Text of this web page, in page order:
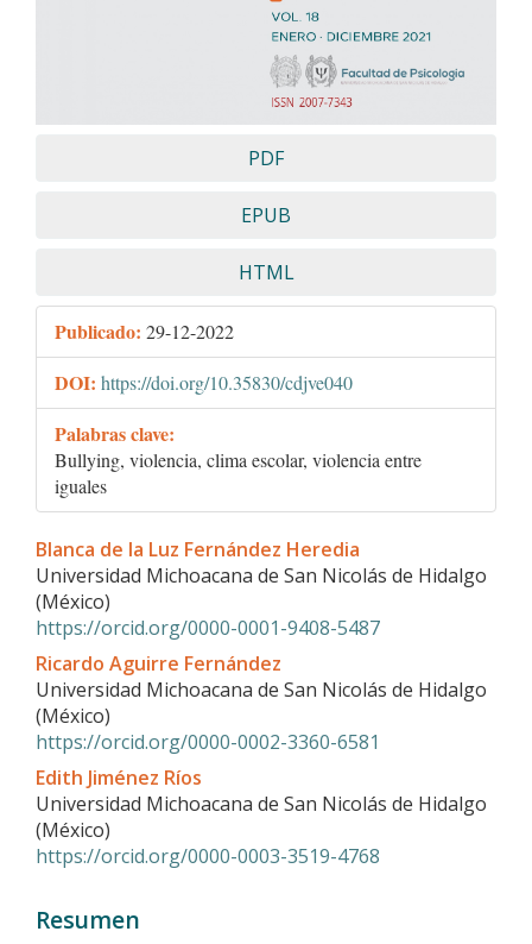
PDF
EPUB
HTML
Publicado: 29-12-2022
DOI: https://doi.org/10.35830/cdjve040
Palabras clave:
Bullying, violencia, clima escolar, violencia entre
iguales
Contenido
principal
del
artículo
Blanca de la Luz Fernández Heredia
Universidad Michoacana de San Nicolás de Hidalgo
(México)
https://orcid.org/0000-0001-9408-5487
Ricardo Aguirre Fernández
Universidad Michoacana de San Nicolás de Hidalgo
(México)
https://orcid.org/0000-0002-3360-6581
Edith Jiménez Ríos
Universidad Michoacana de San Nicolás de Hidalgo
(México)
https://orcid.org/0000-0003-3519-4768
Resumen